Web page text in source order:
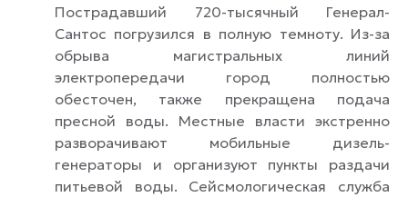
Пострадавший 720-тысячный Генерал-
Сантос погрузился в полную темноту. Из-за
обрыва магистральных линий
электропередачи город полностью
обесточен, также прекращена подача
пресной воды. Местные власти экстренно
разворачивают мобильные дизель-
генераторы и организуют пункты раздачи
питьевой воды. Сейсмологическая служба